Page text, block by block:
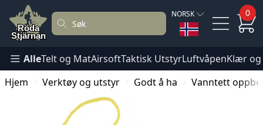
NORSK 0
AlleTelt og MatAirsoftTaktisk UtstyrLuftvåpenKlær
Hjem
Verktøy og utstyr Godt å ha Vanntett